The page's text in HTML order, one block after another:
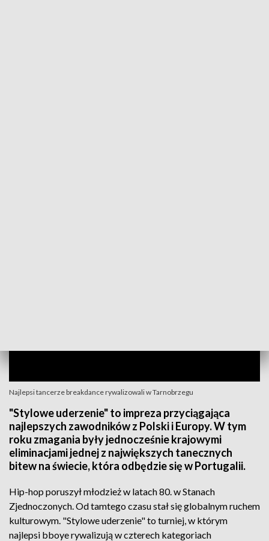
Najlepsi tancerze breakdance rywalizowali w Tarnobrzegu
"Stylowe uderzenie" to impreza przyciągająca
najlepszych zawodników z Polski i Europy. W tym
roku zmagania były jednocześnie krajowymi
eliminacjami jednej z największych tanecznych
bitew na świecie, która odbędzie się w Portugalii.
Hip-hop poruszył młodzież w latach 80. w Stanach
Zjednoczonych. Od tamtego czasu stał się globalnym ruchem
kulturowym. "Stylowe uderzenie" to turniej, w którym
najlepsi bboye rywalizują w czterech kategoriach